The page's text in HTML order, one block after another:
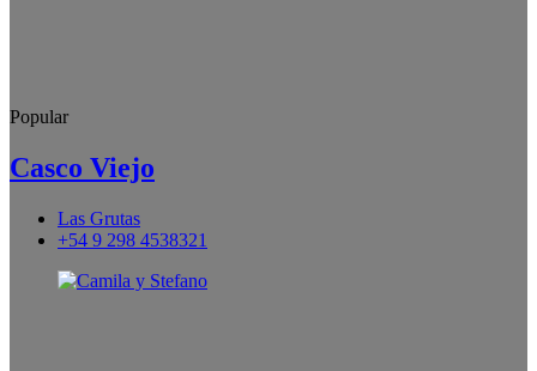
Popular
Casco Viejo
Las Grutas
+54 9 298 4538321